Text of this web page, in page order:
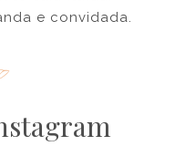
e convidada.